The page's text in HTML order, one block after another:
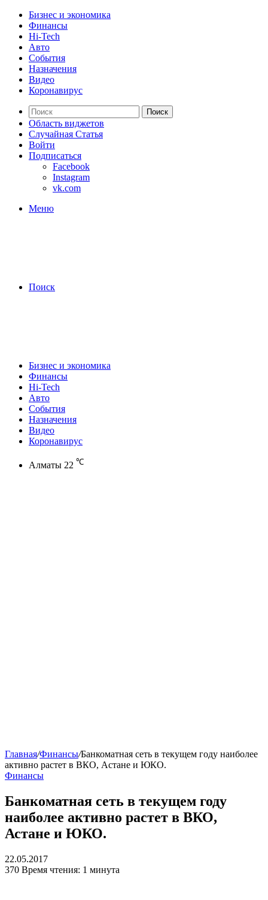
Бизнес и экономика
Финансы
Hi-Tech
Авто
События
Назначения
Видео
Коронавирус
Поиск
Область виджетов
Случайная Статья
Войти
Подписаться
Facebook
Instagram
vk.com
Меню
Поиск
Бизнес и экономика
Финансы
Hi-Tech
Авто
События
Назначения
Видео
Коронавирус
Алматы 22 ℃
Главная/Финансы/Банкоматная сеть в текущем году наиболее
активно растет в ВКО, Астане и ЮКО.
Финансы
Банкоматная сеть в текущем году
наиболее активно растет в ВКО,
Астане и ЮКО.
22.05.2017
370 Время чтения: 1 минута